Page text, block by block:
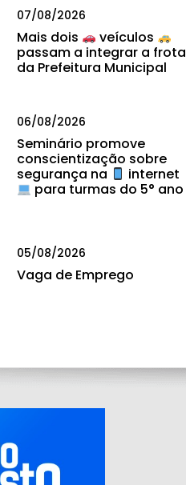
07/08/2026
Mais dois
veículos
passam a integrar a frota
da Prefeitura Municipal
06/08/2026
Seminário promove
conscientização sobre
segurança na
internet
para turmas do 5° ano
05/08/2026
Vaga de Emprego